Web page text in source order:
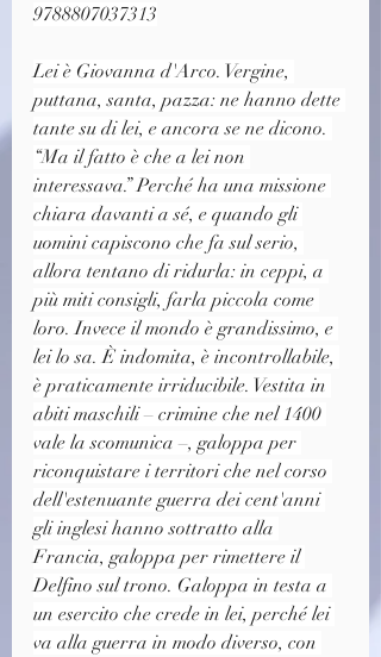
9788807037313
Lei è Giovanna d'Arco. Vergine,
puttana, santa, pazza: ne hanno dette
tante su di lei, e ancora se ne dicono.
“Ma il fatto è che a lei non
interessava.” Perché ha una missione
chiara davanti a sé, e quando gli
uomini capiscono che fa sul serio,
allora tentano di ridurla: in ceppi, a
più miti consigli, farla piccola come
loro. Invece il mondo è grandissimo, e
lei lo sa. È indomita, è incontrollabile,
è praticamente irriducibile. Vestita in
abiti maschili – crimine che nel 1400
vale la scomunica –, galoppa per
riconquistare i territori che nel corso
dell'estenuante guerra dei cent'anni
gli inglesi hanno sottratto alla
Francia, galoppa per rimettere il
Delfino sul trono. Galoppa in testa a
un esercito che crede in lei, perché lei
va alla guerra in modo diverso, con